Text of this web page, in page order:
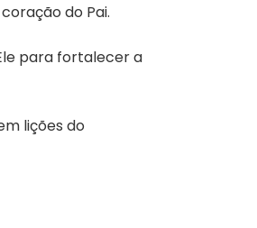
do Pai.
para fortalecer a
lições do